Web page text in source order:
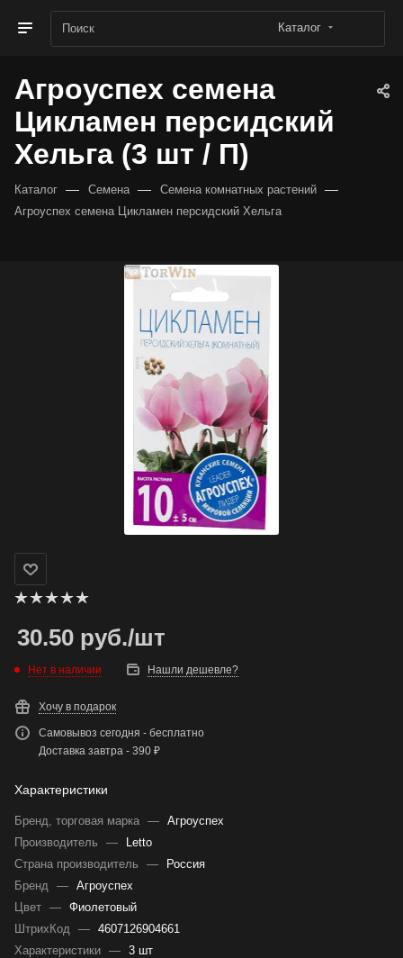
Каталог
Агроуспех семена
Цикламен персидский
Хельга (3 шт / П)
Каталог — Семена — Семена комнатных растений —
Агроуспех семена Цикламен персидский Хельга
30.50 руб./шт
Нет в наличии Нашли дешевле?
Хочу в подарок
Самовывоз сегодня - бесплатно
Доставка завтра - 390 ₽
Характеристики
Бренд, торговая марка — Агроуспех
Производитель
—
Letto
Страна производитель
—
Россия
Бренд — Агроуспех
Цвет — Фиолетовый
ШтрихКод — 4607126904661
Характеристики — 3 шт